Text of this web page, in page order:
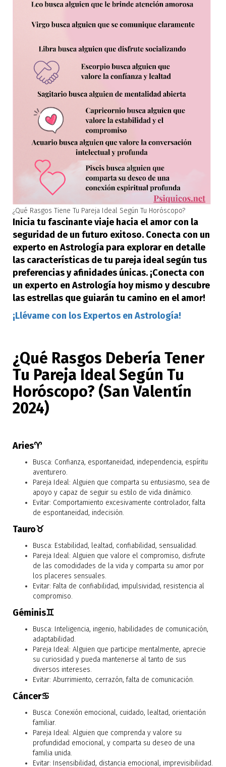
¿Qué Rasgos Tiene Tu Pareja Ideal Según Tu Horóscopo?
Inicia tu fascinante viaje hacia el amor con la
seguridad de un futuro exitoso. Conecta con un
experto en Astrología para explorar en detalle
las características de tu pareja ideal según tus
preferencias y afinidades únicas. ¡Conecta con
un experto en Astrología hoy mismo y descubre
las estrellas que guiarán tu camino en el amor!
¡Llévame con los Expertos en Astrología!
¿Qué Rasgos Debería Tener
Tu Pareja Ideal Según Tu
Horóscopo? (San Valentín
2024)
Aries♈
Busca: Confianza, espontaneidad, independencia, espíritu
aventurero.
Pareja Ideal: Alguien que comparta su entusiasmo, sea de
apoyo y capaz de seguir su estilo de vida dinámico.
Evitar: Comportamiento excesivamente controlador, falta
de espontaneidad, indecisión.
Tauro♉
Busca: Estabilidad, lealtad, confiabilidad, sensualidad.
Pareja Ideal: Alguien que valore el compromiso, disfrute
de las comodidades de la vida y comparta su amor por
los placeres sensuales.
Evitar: Falta de confiabilidad, impulsividad, resistencia al
compromiso.
Géminis♊
Busca: Inteligencia, ingenio, habilidades de comunicación,
adaptabilidad.
Pareja Ideal: Alguien que participe mentalmente, aprecie
su curiosidad y pueda mantenerse al tanto de sus
diversos intereses.
Evitar: Aburrimiento, cerrazón, falta de comunicación.
Cáncer♋
Busca: Conexión emocional, cuidado, lealtad, orientación
familiar.
Pareja Ideal: Alguien que comprenda y valore su
profundidad emocional, y comparta su deseo de una
familia unida.
Evitar: Insensibilidad, distancia emocional, imprevisibilidad.